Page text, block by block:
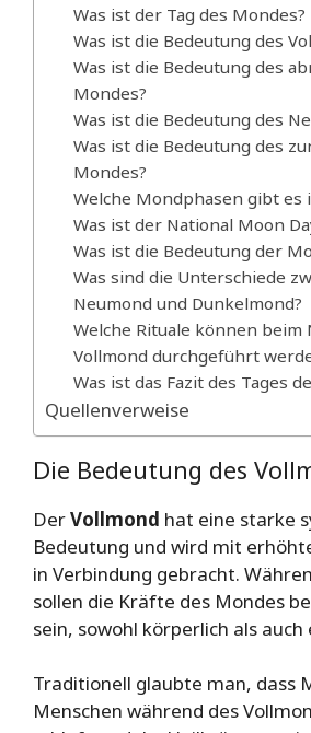
Was ist der Tag des Mondes?
Was ist die Bedeutung des
Was ist die Bedeutung des
Mondes?
Was ist die Bedeutung des
Was ist die Bedeutung des
Mondes?
Welche Mondphasen gibt es
Was ist der National Moon
Was ist die Bedeutung der
Was sind die Unterschiede
Neumond und Dunkelmond?
Welche Rituale können beim
Vollmond durchgeführt
Was ist das Fazit des Tages
Quellenverweise
Die Bedeutung des
DerVollmond hat eine starke
Bedeutung und wird mit
in Verbindung gebracht.
sollen die Kräfte des Mondes
sein, sowohl körperlich als
Traditionell glaubte man, dass
Menschen während des